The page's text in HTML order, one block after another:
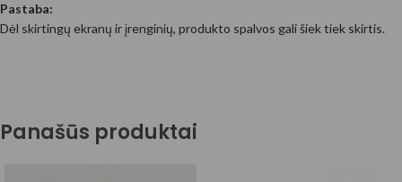
Pastaba:
Dėl skirtingų ekranų ir įrenginių, produkto spalvos gali šiek tiek skirtis.
Panašūs produktai